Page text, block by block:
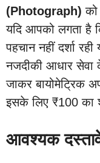
(Photograph) को
यदि आपको लगता है
पहचान नहीं दर्शा
नजदीकी आधार
जाकर बायोमेट्रिक
इसके लिए ₹100 का
आवश्यक